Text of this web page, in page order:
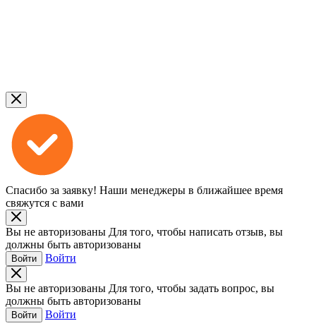
Спасибо за заявку! Наши менеджеры в ближайшее время
свяжутся с вами
Вы не авторизованы Для того, чтобы написать отзыв, вы
должны быть авторизованы
Войти Войти
Вы не авторизованы Для того, чтобы задать вопрос, вы
должны быть авторизованы
Войти Войти